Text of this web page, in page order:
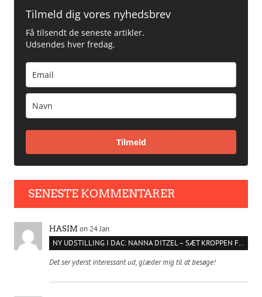
Tilmeld dig vores nyhedsbrev
Få tilsendt de seneste artikler.
Udsendes hver fredag.
Tilmeld
SENESTE KOMMENTARER
HASIM on 24 Jan
NY UDSTILLING I DAC: NANNA DITZEL – SÆT KROPPEN FRI
Det ser yderst interessant ud, glæder mig til at besøge!